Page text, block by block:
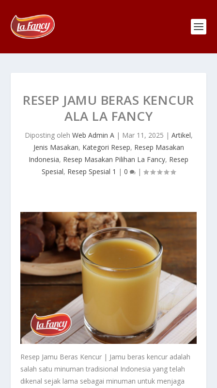
RESEP JAMU BERAS KENCUR
ALA LA FANCY
Diposting oleh Web Admin A| Mar 11, 2025 | Artikel,
Jenis Masakan, Kategori Resep, Resep Masakan
Indonesia, Resep Masakan Pilihan La Fancy, Resep
Spesial, Resep Spesial 1 | 0 |
Resep Jamu Beras Kencur | Jamu beras kencur adalah
salah satu minuman tradisional Indonesia yang telah
dikenal sejak lama sebagai minuman untuk menjaga